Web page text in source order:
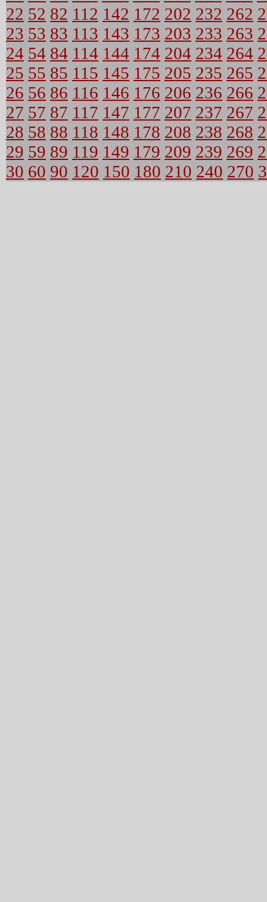
22 52 82 112 142 172 202 232 262
23 53 83 113 143 173 203 233 263
24 54 84 114 144 174 204 234 264
25 55 85 115 145 175 205 235 265
26 56 86 116 146 176 206 236 266
27 57 87 117 147 177 207 237 267
28 58 88 118 148 178 208 238 268
29 59 89 119 149 179 209 239 269
30 60 90 120 150 180 210 240 270